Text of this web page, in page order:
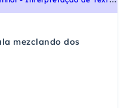
mezclando dos